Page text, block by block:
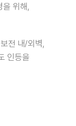
을 위해,
전 내/외벽,
인등을